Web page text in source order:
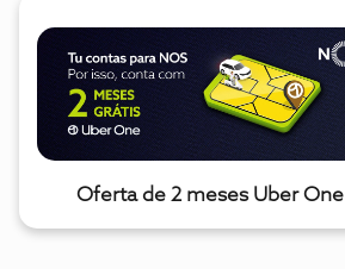
Oferta de 2 meses Uber One